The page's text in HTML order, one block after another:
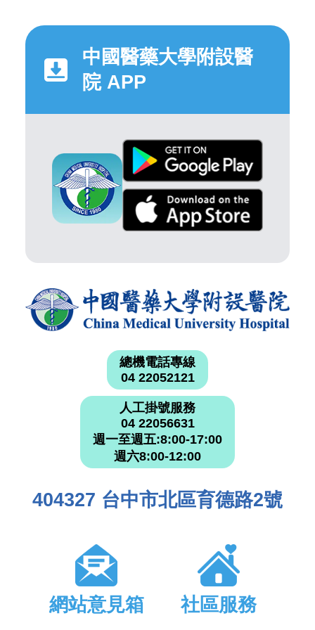
中國醫藥大學附設醫
院 APP
總機電話專線
04 22052121
人工掛號服務
04 22056631
週一至週五:8:00-17:00
週六8:00-12:00
404327 台中市北區育德路2號
網站意見箱 社區服務